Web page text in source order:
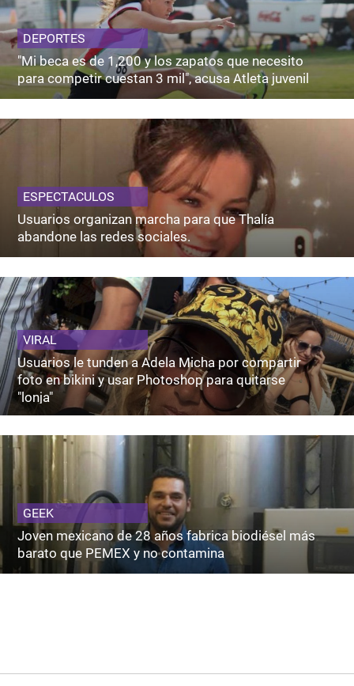
DEPORTES
"Mi beca es de 1,200 y los zapatos que necesito
para competir cuestan 3 mil", acusa Atleta juvenil
ESPECTACULOS
Usuarios organizan marcha para que Thalía
abandone las redes sociales.
VIRAL
Usuarios le tunden a Adela Micha por compartir
foto en bikini y usar Photoshop para quitarse
"lonja"
GEEK
Joven mexicano de 28 años fabrica biodiésel más
barato que PEMEX y no contamina